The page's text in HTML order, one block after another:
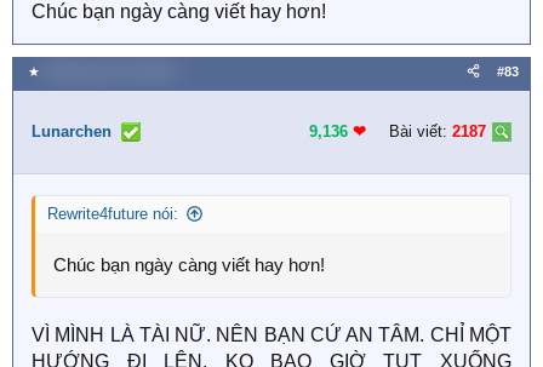
Chúc bạn ngày càng viết hay hơn!
★ #83
Lunarchen 9,136 ❤︎ Bài viết: 2187
Rewrite4future nói:
Chúc bạn ngày càng viết hay hơn!
VÌ MÌNH LÀ TÀI NỮ. NÊN BẠN CỨ AN TÂM. CHỈ MỘT
HƯỚNG ĐI LÊN, KO BAO GIỜ TỤT XUỐNG